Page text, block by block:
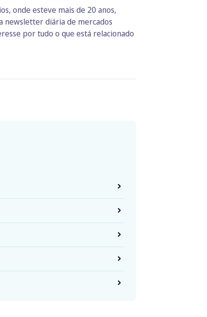
onde esteve mais de 20 anos,
newsletter diária de mercados
por tudo o que está relacionado